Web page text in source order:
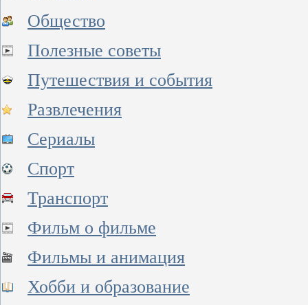
Общество
Полезные советы
Путешествия и события
Развлечения
Сериалы
Спорт
Транспорт
Фильм о фильме
Фильмы и анимация
Хобби и образование